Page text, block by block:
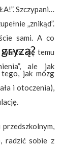
Szczypanie.
„znikąd”.
sami. A co
warto się temu
ale jak
jak mózg
i otoczenia),
radzić sobie z